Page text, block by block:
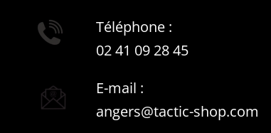
Téléphone :
02 41 09 28 45
E-mail :
angers@tactic-shop.com